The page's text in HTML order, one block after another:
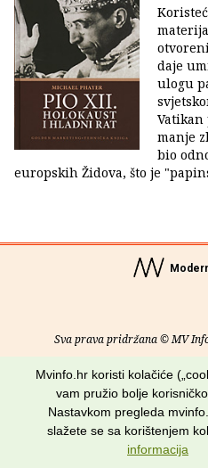
daje
ulogu
Vatikan
manje
bio
europskih Židova, što je
Sva prava pridržana © MV
O nama• Pomoć•Uvjeti
Potraži
Mvinfo.hr koristi kolačiće
vam pružio bolje
Nastavkom pregleda
slažete se sa korištenjem
informacija